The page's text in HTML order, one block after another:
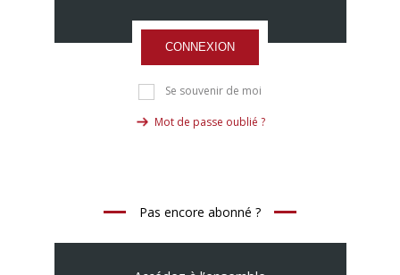
CONNEXION
Se souvenir de moi
Mot de passe oublié ?
Pas encore abonné ?